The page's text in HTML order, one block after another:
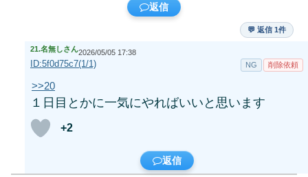
返信
💬 返信 1件
21.名無しさん2026/05/05 17:38
ID:5f0d75c7(1/1) NG 削除依頼
>>20
１日目とかに一気にやればいいと思います
+2
返信